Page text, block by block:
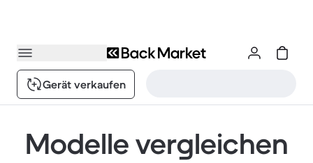
Gerät verkaufen
Modelle vergleichen